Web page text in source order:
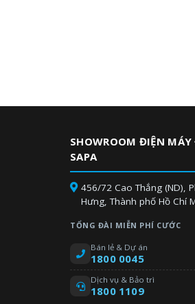
một thiết kế duy nhất. Hai
đến 55%, tiết kiệm điện
SHOWROOM ĐIỆN MÁY
SAPA
456/72 Cao Thắng (ND),
Hưng, Thành phố Hồ Chí
TỔNG ĐÀI MIỄN PHÍ CƯỚC
Bán lẻ & Dự án
1800 0045
Dịch vụ & Bảo trì
1800 1109